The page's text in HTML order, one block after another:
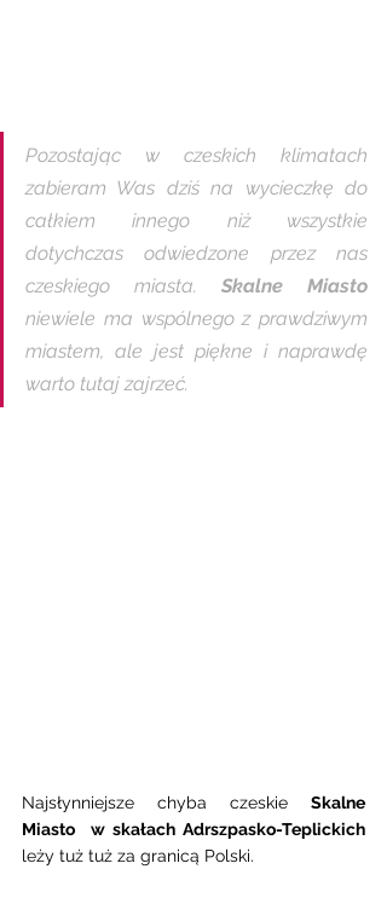
Pozostając w czeskich klimatach
zabieram Was dziś na wycieczkę do
całkiem innego niż wszystkie
dotychczas odwiedzone przez nas
czeskiego miasta.
niewiele ma wspólnego z prawdziwym
miastem, ale jest piękne i naprawdę
warto tutaj zajrzeć.
Najsłynniejsze chyba czeskie Skalne
Miasto  w skałach Adrszpasko-Teplickich
leży tuż tuż za granicą Polski.